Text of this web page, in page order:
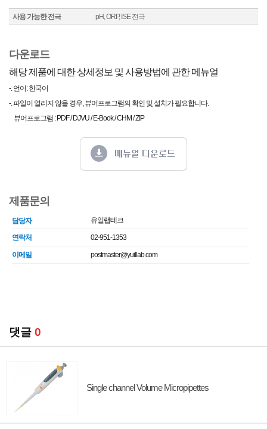
사용 가능한 전극 pH, ORP, ISE 전극
다운로드
해당 제품에 대한 상세정보 및 사용방법에 관한 메뉴얼
-. 언어: 한국어
-. 파일이 열리지 않을 경우, 뷰어프로그램의 확인 및 설치가 필요합니다.
뷰어프로그램 : PDF / DJVU / E-Book / CHM / ZIP
제품문의
담당자 유일랩테크
연락처 02-951-1353
이메일 postmaster@yuillab.com
댓글 0
Single channel Volume Micropipettes